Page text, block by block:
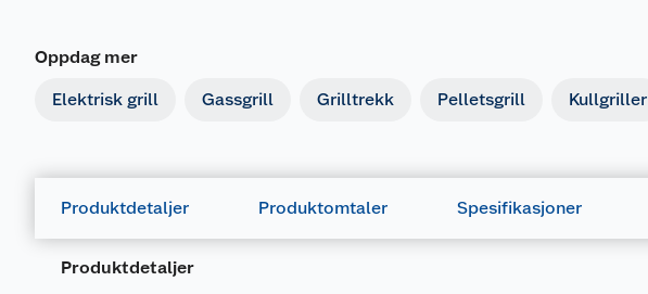
Oppdag mer
Elektrisk grill Gassgrill Grilltrekk Pelletsgrill Kullgriller
Produktdetaljer Produktomtaler Spesifikasjoner
Produktdetaljer